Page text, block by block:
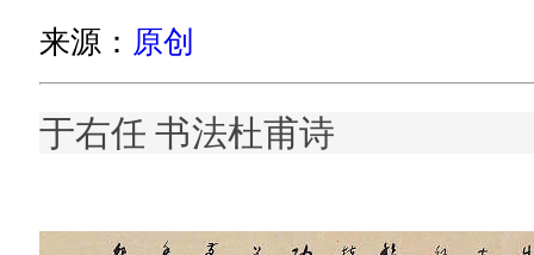
来源： 原创
于右任 书法杜甫诗